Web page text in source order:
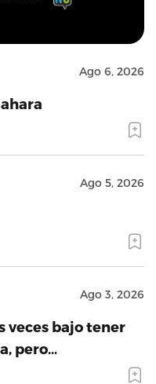
Ago 6, 2026
Ago 5, 2026
Ago 3, 2026
veces bajo tener
pero…